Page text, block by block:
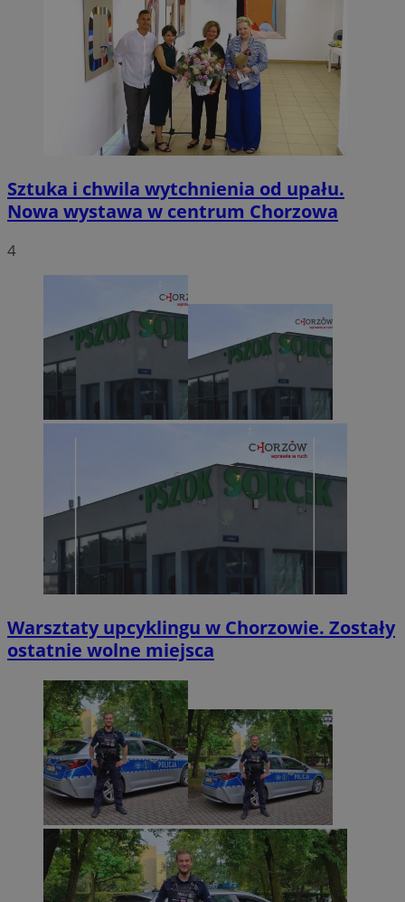
Sztuka i chwila wytchnienia od upału.
Nowa wystawa w centrum Chorzowa
4
Warsztaty upcyklingu w Chorzowie. Zostały
ostatnie wolne miejsca